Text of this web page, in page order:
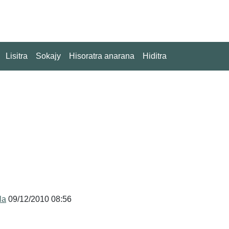
Lisitra Sokajy Hisoratra anarana Hiditra
09/12/2010 08:56